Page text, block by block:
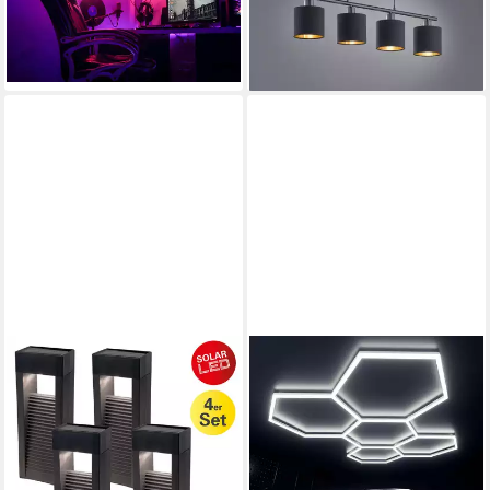
integriert, 4000K -
neutralweiß, RGB-
Farbwechsler, RGB Panel
ab 39,99 € UVP89,99 €
lieferbar - in 3-4 Werktagen bei dir
UVP106,99 €
-43%